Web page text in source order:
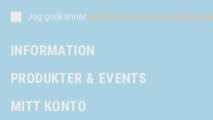
Jag godkänner villkoren och sekretesspolicyen
INFORMATION
PRODUKTER & EVENTS
MITT KONTO